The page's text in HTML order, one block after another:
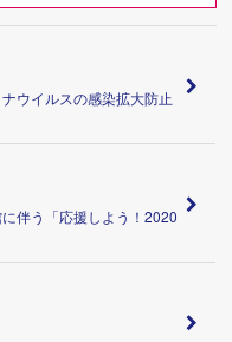
ウイルスの感染拡大防止
伴う「応援しよう！2020